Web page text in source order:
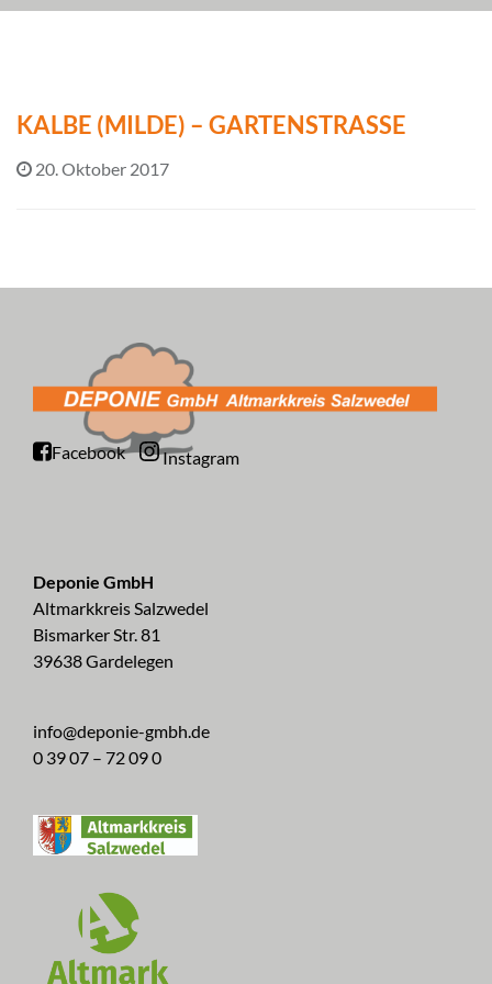
KALBE (MILDE) – GARTENSTRASSE
20. Oktober 2017
Facebook Instagram
Deponie GmbH
Altmarkkreis Salzwedel
Bismarker Str. 81
39638 Gardelegen
info@deponie-gmbh.de
0 39 07 – 72 09 0